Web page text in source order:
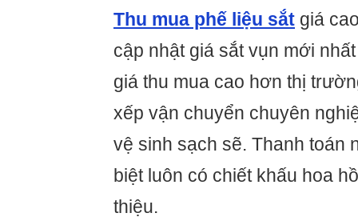
Thu mua phế liệu sắt giá
cập nhật giá sắt vụn mới
giá thu mua cao hơn thị
xếp vận chuyển chuyên
vệ sinh sạch sẽ. Thanh toán
biệt luôn có chiết khấu hoa
thiệu.